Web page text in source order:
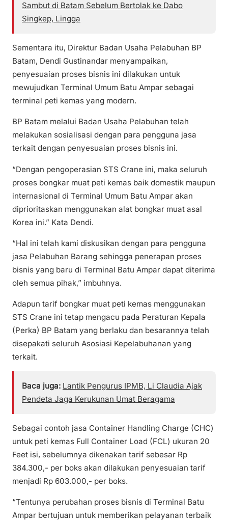
Sambut di Batam Sebelum Bertolak ke Dabo
Singkep, Lingga
Sementara itu, Direktur Badan Usaha Pelabuhan BP
Batam, Dendi Gustinandar menyampaikan,
penyesuaian proses bisnis ini dilakukan untuk
mewujudkan Terminal Umum Batu Ampar sebagai
terminal peti kemas yang modern.
BP Batam melalui Badan Usaha Pelabuhan telah
melakukan sosialisasi dengan para pengguna jasa
terkait dengan penyesuaian proses bisnis ini.
“Dengan pengoperasian STS Crane ini, maka seluruh
proses bongkar muat peti kemas baik domestik maupun
internasional di Terminal Umum Batu Ampar akan
diprioritaskan menggunakan alat bongkar muat asal
Korea ini.” Kata Dendi.
“Hal ini telah kami diskusikan dengan para pengguna
jasa Pelabuhan Barang sehingga penerapan proses
bisnis yang baru di Terminal Batu Ampar dapat diterima
oleh semua pihak,” imbuhnya.
Adapun tarif bongkar muat peti kemas menggunakan
STS Crane ini tetap mengacu pada Peraturan Kepala
(Perka) BP Batam yang berlaku dan besarannya telah
disepakati seluruh Asosiasi Kepelabuhanan yang
terkait.
Baca juga: Lantik Pengurus IPMB, Li Claudia Ajak
Pendeta Jaga Kerukunan Umat Beragama
Sebagai contoh jasa Container Handling Charge (CHC)
untuk peti kemas Full Container Load (FCL) ukuran 20
Feet isi, sebelumnya dikenakan tarif sebesar Rp
384.300,- per boks akan dilakukan penyesuaian tarif
menjadi Rp 603.000,- per boks.
“Tentunya perubahan proses bisnis di Terminal Batu
Ampar bertujuan untuk memberikan pelayanan terbaik